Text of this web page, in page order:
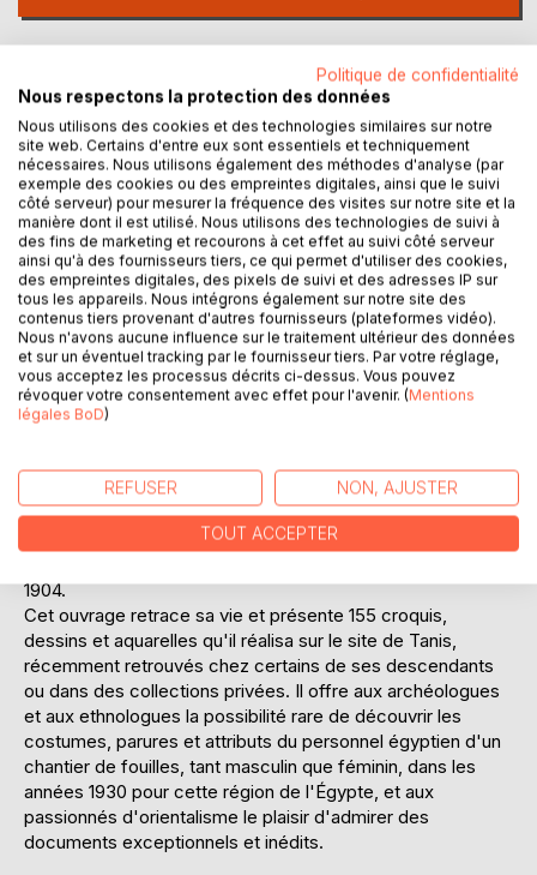
Laisser un avis
DESCRIPTION
Jean-Louis Fougerousse (1879-1953) fut l'architecte de la
Mission Montet à Tanis, dans le delta du Nil, entre 1931 et
1939. Il dressa de nombreux plans archéologiques du site
et fut l'un des témoins privilégiés des plus importantes
nécropole des pharaons des XXIe et XXIIe dynasties.
Fougerousse possédait en outre un formidable talent
d'aquarelliste, qu'il avait développé durant sa jeunesse et
pour lequel il fut amené à exposer régulièrement ses
1904.
Cet ouvrage retrace sa vie et présente 155 croquis,
dessins et aquarelles qu'il réalisa sur le site de Tanis,
récemment retrouvés chez certains de ses descendants
ou dans des collections privées. Il offre aux archéologues
et aux ethnologues la possibilité rare de découvrir les
costumes, parures et attributs du personnel égyptien d'un
chantier de fouilles, tant masculin que féminin, dans les
années 1930 pour cette région de l'Égypte, et aux
passionnés d'orientalisme le plaisir d'admirer des
documents exceptionnels et inédits.
Politique de confidentialité
Nous respectons la protection des données
Nous utilisons des cookies et des technologies similaires sur notre
site web. Certains d'entre eux sont essentiels et techniquement
nécessaires. Nous utilisons également des méthodes d'analyse (par
exemple des cookies ou des empreintes digitales, ainsi que le suivi
côté serveur) pour mesurer la fréquence des visites sur notre site et la
manière dont il est utilisé. Nous utilisons des technologies de suivi à
des fins de marketing et recourons à cet effet au suivi côté serveur
ainsi qu'à des fournisseurs tiers, ce qui permet d'utiliser des cookies,
des empreintes digitales, des pixels de suivi et des adresses IP sur
tous les appareils. Nous intégrons également sur notre site des
contenus tiers provenant d'autres fournisseurs (plateformes vidéo).
Nous n'avons aucune influence sur le traitement ultérieur des données
et sur un éventuel tracking par le fournisseur tiers. Par votre réglage,
vous acceptez les processus décrits ci-dessus. Vous pouvez
révoquer votre consentement avec effet pour l'avenir. (Mentions
légales BoD)
REFUSER NON, AJUSTER
TOUT ACCEPTER